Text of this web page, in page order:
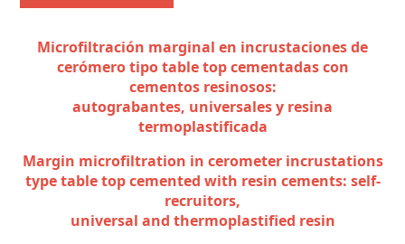
Microfiltración marginal en incrustaciones de
cerómero tipo table top cementadas con
cementos resinosos:
autograbantes, universales y resina
termoplastificada
Margin microfiltration in cerometer incrustations
type table top cemented with resin cements: self-
recruitors,
universal and thermoplastified resin